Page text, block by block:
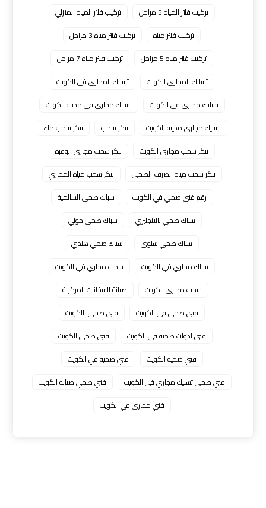
تركيب فلتر المياه 5 مراحل
تركيب فلتر المياه المنزلي
تركيب فلتر مياه
تركيب فلتر مياه 3 مراحل
تركيب فلتر مياه 5 مراحل
تركيب فلتر مياه 7 مراحل
تسليك المجاري الكويت
تسليك المجاري في الكويت
تسليك مجارى فى الكويت
تسليك مجاري في مدينة الكويت
تسليك مجاري مدينة الكويت
تنكر سحب
تنكر سحب ماء
تنكر سحب مجاري الكويت
تنكر سحب مجاري الوفره
تنكر سحب مياه الصرف الصحي
تنكر سحب مياه المجاري
رقم فني صحي في الكويت
سباك صحي السالمية
سباك صحي بالانجليزي
سباك صحي حولي
سباك صحي سلوى
سباك صحي هندي
سباك مجاري في الكويت
سحب مجاري في الكويت
سحب مجاري الكويت
صيانة السخانات المركزية
فنى صحي في الكويت
فني صحي بالكويت
فني ادوات صحية في الكويت
فني صحي الكويت
فني صحية الكويت
فني صحية في الكويت
فني صحي تسليك مجاري في الكويت
فني صحي صيانه الكويت
فني مجاري في الكويت